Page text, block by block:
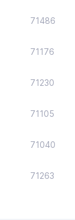
71486
71176
71230
71105
71040
71263